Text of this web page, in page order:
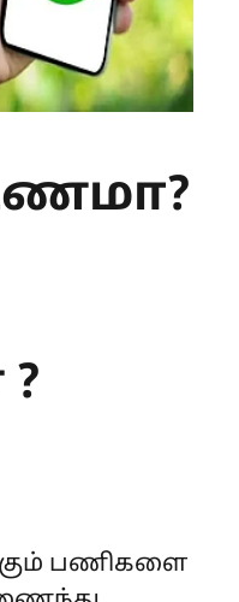
பணிகளை